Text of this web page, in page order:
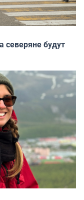
северяне будут